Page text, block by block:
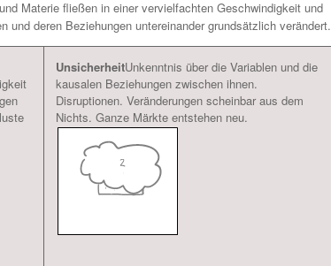
Materie fließen in einer vervielfachten Geschwindigkeit und
deren Beziehungen untereinander grundsätzlich verändert.
UnsicherheitUnkenntnis über die Variablen und die
kausalen Beziehungen zwischen ihnen.
Disruptionen. Veränderungen scheinbar aus dem
Nichts. Ganze Märkte entstehen neu.